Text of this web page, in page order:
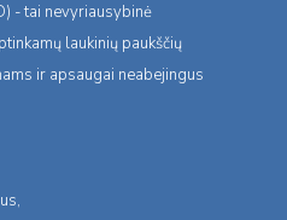
- tai nevyriausybinė
laukinių paukščių
ir apsaugai neabejingus